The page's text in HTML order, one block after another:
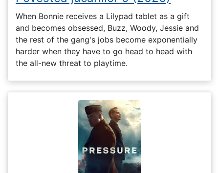
When Bonnie receives a Lilypad tablet as a gift
and becomes obsessed, Buzz, Woody, Jessie and
the rest of the gang's jobs become exponentially
harder when they have to go head to head with
the all-new threat to playtime.